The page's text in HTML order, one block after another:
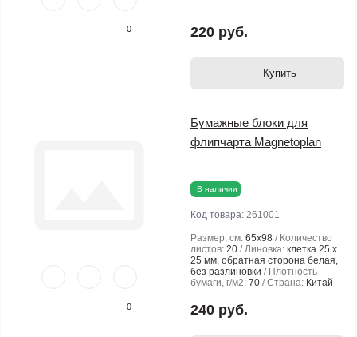
0 220 руб.
Купить
0
Бумажные блоки для
флипчарта Magnetoplan
В наличии
Код товара: 261001
Размер, см: 65х98
Количество
листов: 20 Линовка: клетка 25 х
25 мм, обратная сторона белая,
без разлиновки
Плотность
бумаги, г/м2: 70 Страна: Китай
240 руб.